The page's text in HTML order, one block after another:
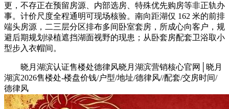
更，不存正在预留房源、内部选房、特殊优先购房等非正轨办
事。计价尺度全程通明可现场核验。南向距湖仅 162 米的前排
端头房源，二三层分区排布多间卧室套房，所成心向客户，规
避后期规划绿植遮挡湖面视野的现患；从卧套房配套卫浴取小
型步入衣帽间。
晓月湖滨认证售楼处德律风晓月湖滨营销核心官网│晓月
湖滨2026售楼处-楼盘价钱/户型/地址/德律风//配套/交房时间/
德律风